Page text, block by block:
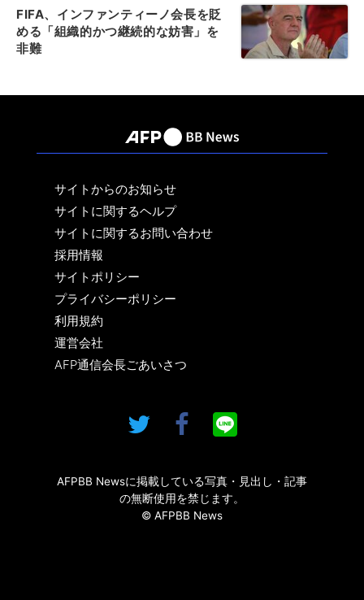
FIFA、インファンティーノ会長を貶
める「組織的かつ継続的な妨害」を
非難
サイトからのお知らせ
サイトに関するヘルプ
サイトに関するお問い合わせ
採用情報
サイトポリシー
プライバシーポリシー
利用規約
運営会社
AFP通信会長ごあいさつ
AFPBB Newsに掲載している写真・見出し・記事
の無断使用を禁じます。
© AFPBB News